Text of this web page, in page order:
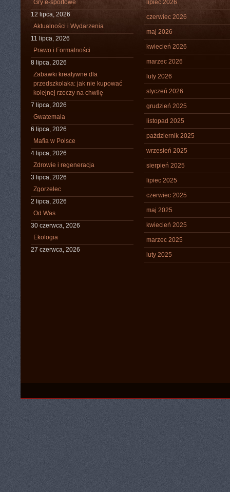
Gry e-sportowe
12 lipca, 2026
Aktualności i Wydarzenia
11 lipca, 2026
Prawo i Formalności
8 lipca, 2026
Zabawki kreatywne dla
przedszkolaka: jak nie kupować
kolejnej rzeczy na chwilę
7 lipca, 2026
Gwatemala
6 lipca, 2026
Mafia w Polsce
4 lipca, 2026
Zdrowie i regeneracja
3 lipca, 2026
Zgorzelec
2 lipca, 2026
Od Was
30 czerwca, 2026
Ekologia
27 czerwca, 2026
lipiec 2026
czerwiec 2026
maj 2026
kwiecień 2026
marzec 2026
luty 2026
styczeń 2026
grudzień 2025
listopad 2025
październik 2025
wrzesień 2025
sierpień 2025
lipiec 2025
czerwiec 2025
maj 2025
kwiecień 2025
marzec 2025
luty 2025